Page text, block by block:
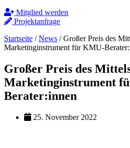
Mitglied werden
Projektanfrage
Startseite /News /Großer Preis des
Marketinginstrument für KMU-
Großer Preis des
Marketinginstrument
Berater:innen
25. November 2022